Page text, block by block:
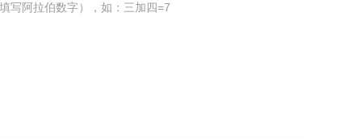
写阿拉伯数字），如：三加四=7